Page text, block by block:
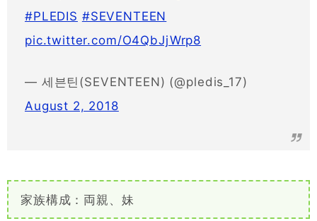
#PLEDIS #SEVENTEEN
pic.twitter.com/O4QbJjWrp8
— 세븐틴(SEVENTEEN) (@pledis_17)
August 2, 2018
家族構成：両親、妹